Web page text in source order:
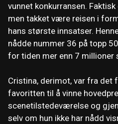
vunnet konkurransen.
men takket være reisen i
hans største innsatser.
nådde nummer 36 på topp
for tiden mer enn 7 millioner
Cristina, derimot, var fra det
favoritten til å vinne
scenetilstedeværelse og
selv om hun ikke har nådd